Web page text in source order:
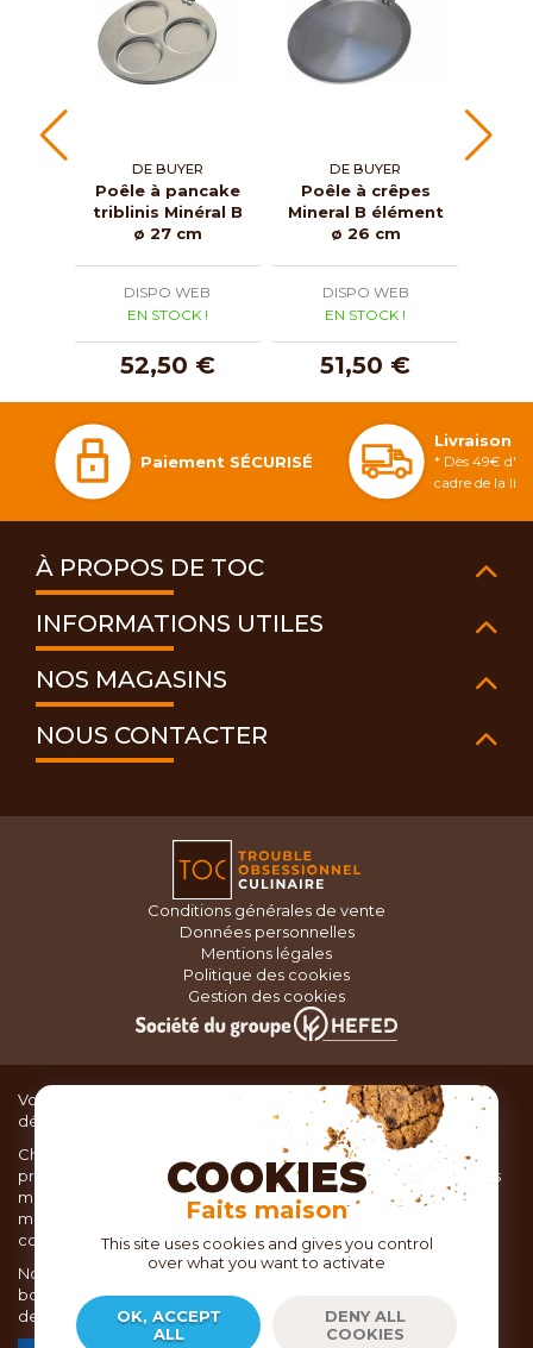
DE BUYER
Poêle à pancake
triblinis Minéral B
ø 27 cm
DISPO WEB
EN STOCK !
52,50 €
DE BUYER
Poêle à crêpes
Mineral B élément
ø 26 cm
DISPO WEB
EN STOCK !
51,50 €
Paiement SÉCURISÉ
Livraison
* Dès 49€
cadre de la
À PROPOS DE TOC
INFORMATIONS UTILES
NOS MAGASINS
NOUS CONTACTER
Conditions générales de vente
Données personnelles
Mentions légales
Politique des cookies
Gestion des cookies
Vous recherchez du matériel de cuisine pour concocter de
délicieux plats ou des pâtisseries dignes d’un grand chef ?
Chez TOC, boutique d’ustensiles de cuisine, nous vous
proposons une large sélection de produits issus des meilleures
marques de matériel de cuisine: Ustensiles de pâtisserie,
matériel de cuisson, service de table, ustensiles de cuisine,
coutellerie, set picnic.
Nous vous réservons un accueil chaleureux au sein de nos 21
boutiques, mais vous trouverez également tout votre matériel
de cuisine en ligne sur notre site internet toc.fr
COOKIES
Faits maison
This site uses cookies and gives you control
over what you want to activate
OK, ACCEPT
ALL
DENY ALL
COOKIES